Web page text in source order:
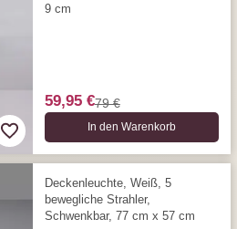
9 cm
59,95 €79 €
In den Warenkorb
Deckenleuchte, Weiß, 5
bewegliche Strahler,
Schwenkbar, 77 cm x 57 cm